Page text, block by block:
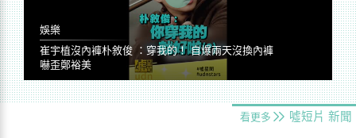
娛樂
崔宇植沒內褲朴敘俊 ：穿我的！ 自爆兩天沒換內褲
嚇歪鄭裕美
看更多 噓短片 新聞